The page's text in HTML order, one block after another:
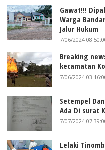
Gawat!!!
Warga
Jalur Hukum
7/06/2024
Breaking
kecamatan
7/06/2024
Setempel
Ada Di surat
7/07/2024
Lelaki